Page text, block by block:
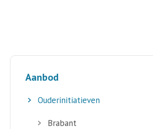
Aanbod
Ouderinitiatieven
Brabant